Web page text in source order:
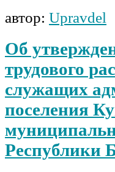
автор: Upravdel
Об
трудового
служащих
поселения
Республики